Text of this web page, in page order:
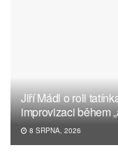
Jiří Mádl o roli
improvizaci během
8 SRPNA, 2026